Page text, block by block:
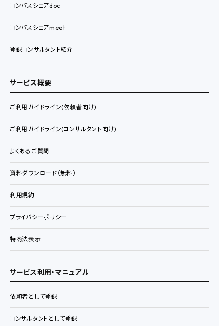
コンパスシェアdoc
コンパスシェアmeet
登録コンサルタント紹介
サービス概要
ご利用ガイドライン(依頼者向け)
ご利用ガイドライン(コンサルタント向け)
よくあるご質問
資料ダウンロード（無料）
利用規約
プライバシーポリシー
特商法表示
サービス利用・マニュアル
依頼者として登録
コンサルタントとして登録